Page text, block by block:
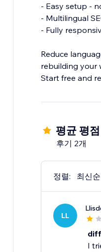
- Easy setup -
- Multilingual
- Fully
Reduce
rebuilding your
평균 평
후기 2개
정렬: 최신순
LL
I